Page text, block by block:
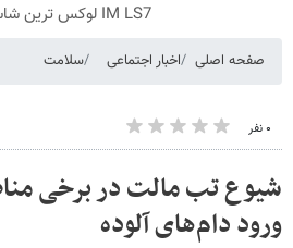
IM LS7 لوکس ترین شاسی بلند برقی ایران
صفحه اصلی اخبار اجتماعی سلامت
۰ نفر
شیوع تب مالت در برخی
ورود دام‌های آلوده